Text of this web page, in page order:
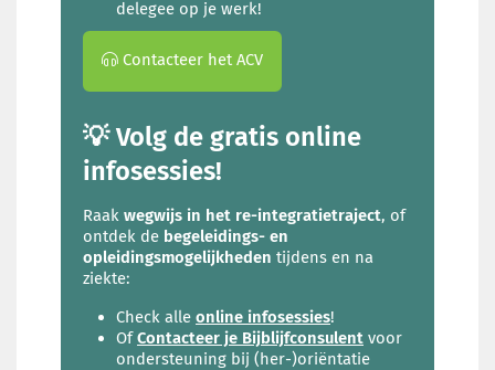
delegee op je werk!
Contacteer het ACV
💡 Volg de gratis online
infosessies!
Raak wegwijs in het re-integratietraject, of
ontdek de begeleidings- en
opleidingsmogelijkheden tijdens en na
ziekte:
Check alle online infosessies!
OfContacteer je Bijblijfconsulent voor
ondersteuning bij (her-)oriëntatie